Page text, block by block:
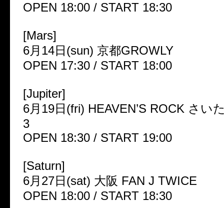
OPEN 18:00 / START 18:30
[Mars]
6月14日(sun) 京都GROWLY
OPEN 17:30 / START 18:00
[Jupiter]
6月19日(fri) HEAVEN’S ROCK さい
3
OPEN 18:30 / START 19:00
[Saturn]
6月27日(sat) 大阪 FAN J TWICE
OPEN 18:00 / START 18:30